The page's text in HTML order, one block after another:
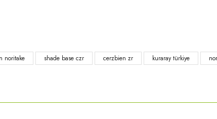
Bu ürüne ilk yorumu siz yapın!
gördüğünüz noktaları öneri formunu kullanarak tarafımıza
noritake shade base czr cerzbien zr kuraray türkiye